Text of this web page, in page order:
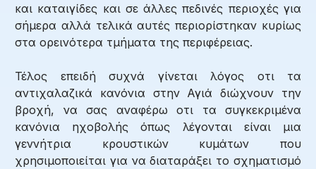
και καταιγίδες και σε άλλες πεδινές περιοχές για
σήμερα αλλά τελικά αυτές περιορίστηκαν κυρίως
στα ορεινότερα τμήματα της περιφέρειας.
Τέλος επειδή συχνά γίνεται λόγος οτι τα
αντιχαλαζικά κανόνια στην Αγιά διώχνουν την
βροχή, να σας αναφέρω οτι τα συγκεκριμένα
κανόνια ηχοβολής όπως λέγονται είναι μια
γεννήτρια κρουστικών κυμάτων που
χρησιμοποιείται για να διαταράξει το σχηματισμό